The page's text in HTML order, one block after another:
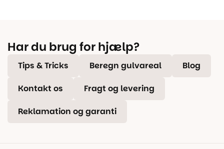
Har du brug for hjælp?
Tips & Tricks Beregn gulvareal Blog
Kontakt os Fragt og levering
Reklamation og garanti